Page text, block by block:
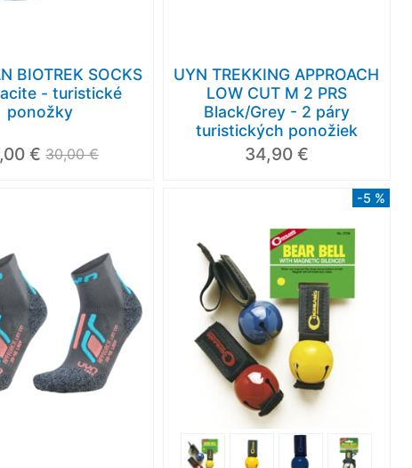
BIOTREK SOCKS
- turistické
ponožky
€ 30,00 €
UYN TREKKING APPROACH
LOW CUT M 2 PRS
Black/Grey - 2 páry
turistických ponožiek
34,90 €
-5 %